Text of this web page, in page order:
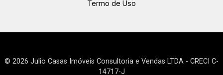
Termo de Uso
© 2026 Julio Casas Imóveis Consultoria e Vendas LTDA - CRECI C-
14717-J